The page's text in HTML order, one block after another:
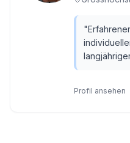
"
Profil ansehen